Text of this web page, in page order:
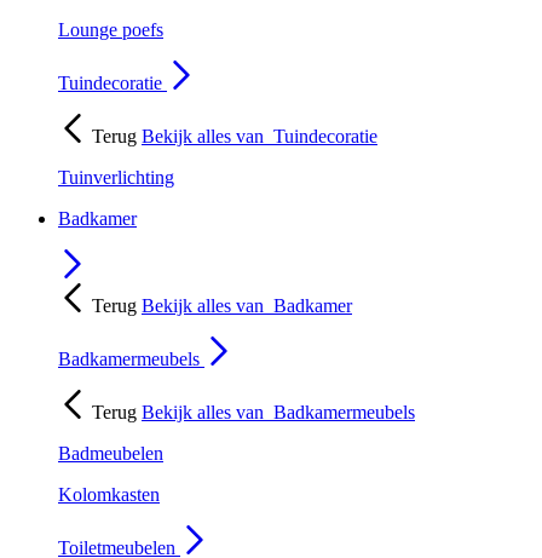
Lounge poefs
Tuindecoratie
Terug Bekijk alles van Tuindecoratie
Tuinverlichting
Badkamer
Terug Bekijk alles van Badkamer
Badkamermeubels
Terug Bekijk alles van Badkamermeubels
Badmeubelen
Kolomkasten
Toiletmeubelen